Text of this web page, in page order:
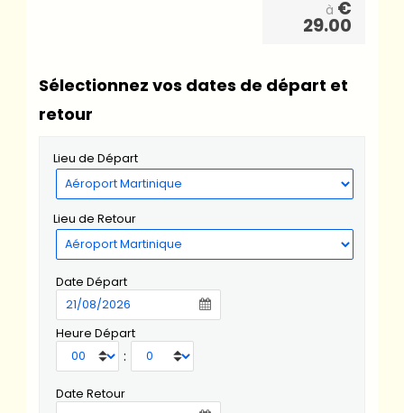
à €
29.00
Sélectionnez vos dates de départ et
retour
Lieu de Départ
Lieu de Retour
Date Départ
Heure Départ
:
Date Retour